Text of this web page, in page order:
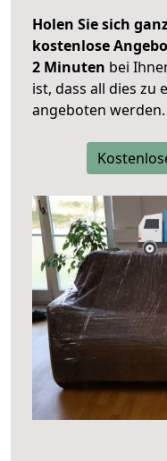
Holen Sie sich
kostenlose
2 Minuten bei
ist, dass all dies zu
angeboten werden.